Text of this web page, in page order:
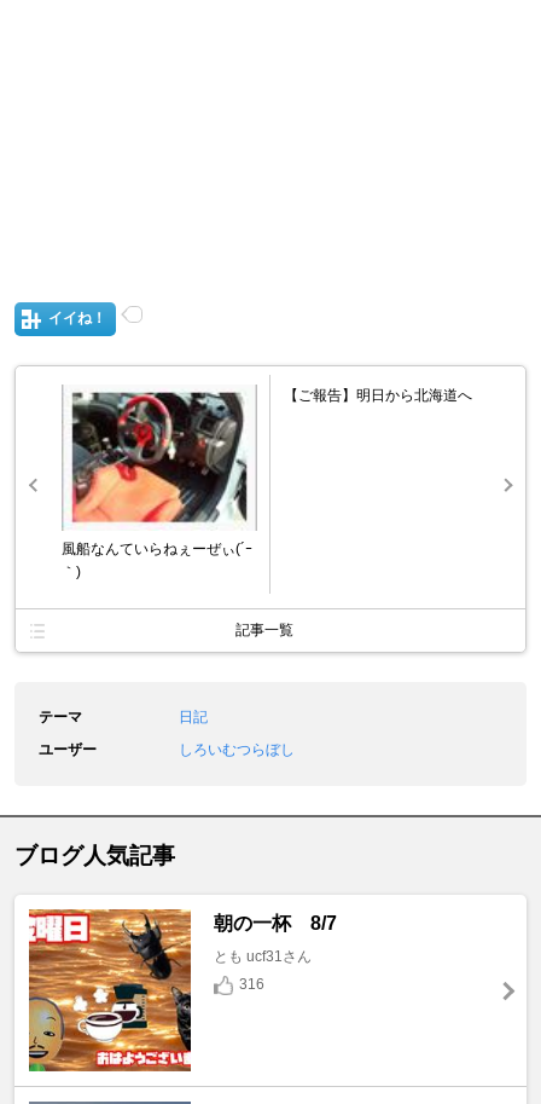
イイね！
風船なんていらねぇーぜぃ(´ｰ
｀)
【ご報告】明日から北海道へ
記事一覧
テーマ
日記
ユーザー
しろいむつらぼし
ブログ人気記事
朝の一杯 8/7
とも ucf31さん
316